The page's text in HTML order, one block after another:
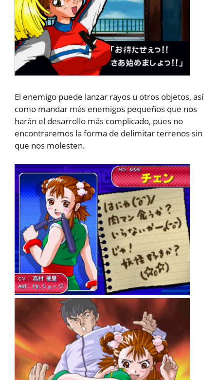
El enemigo puede lanzar rayos u otros objetos, así
como mandar más enemigos pequeños que nos
harán el desarrollo más complicado, pues no
encontraremos la forma de delimitar terrenos sin
que nos molesten.